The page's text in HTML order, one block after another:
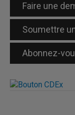
Faire une
Soumettre
Abonnez-